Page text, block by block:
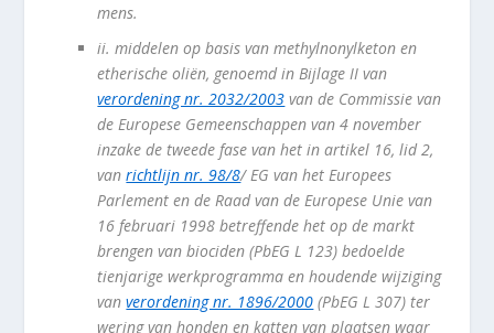
mens.
ii.middelen op basis van methylnonylketon en
etherische oliën, genoemd in Bijlage II van
verordening nr. 2032/2003 van de Commissie van
de Europese Gemeenschappen van 4 november
inzake de tweede fase van het in artikel 16, lid 2,
vanrichtlijn nr. 98/8/ EG van het Europees
Parlement en de Raad van de Europese Unie van
16 februari 1998 betreffende het op de markt
brengen van biociden (PbEG L 123) bedoelde
tienjarige werkprogramma en houdende wijziging
vanverordening nr. 1896/2000 (PbEG L 307) ter
wering van honden en katten van plaatsen waar